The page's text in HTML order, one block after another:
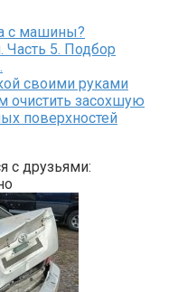
с машины?
5. Подбор
своими руками
очистить засохшую
поверхностей
с друзьями: